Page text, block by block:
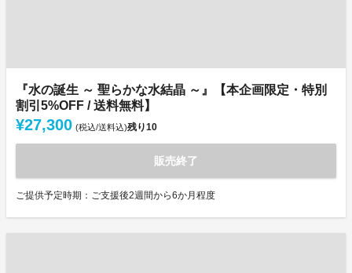
『水の誕生 ～ 聖らかな水結晶 ～』【本企画限定・特別
割引5%OFF / 送料無料】
¥27,300 (税込/送料込)残り10
販売終了
ご提供予定時期：ご支援後2週間から6か月程度